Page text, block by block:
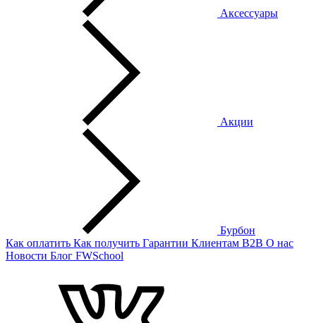
Аксессуары
Акции
Бурбон
Как оплатить Как получить Гарантии Клиентам B2B О нас
Новости Блог FWSchool